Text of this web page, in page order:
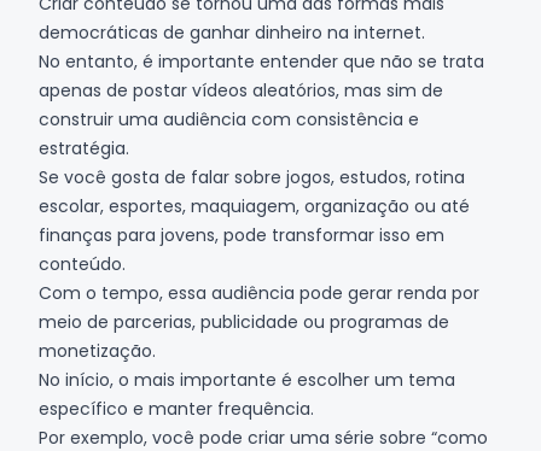
democráticas de ganhar dinheiro na internet.
No entanto, é importante entender que não se trata
apenas de postar vídeos aleatórios, mas sim de
construir uma audiência com consistência e
estratégia.
Se você gosta de falar sobre jogos, estudos, rotina
escolar, esportes, maquiagem, organização ou até
finanças para jovens, pode transformar isso em
conteúdo.
Com o tempo, essa audiência pode gerar renda por
meio de parcerias, publicidade ou programas de
monetização.
No início, o mais importante é escolher um tema
específico e manter frequência.
Por exemplo, você pode criar uma série sobre “como